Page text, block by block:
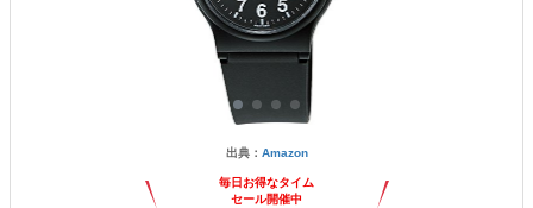
出典： Amazon
毎日お得なタイム
セール開催中